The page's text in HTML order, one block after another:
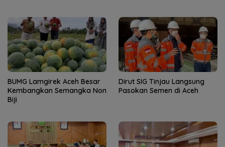
BUMG Lamgirek Aceh Besar
Kembangkan Semangka Non
Biji
Dirut SIG Tinjau Langsung
Pasokan Semen di Aceh